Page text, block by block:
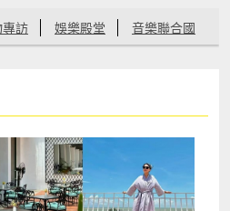
超強勢功能 超過 70 條直
、Nickelodeon 等國
啱睇 TVB 重頭劇搶先睇，亞
劇必睇 獨家搶先睇最新港劇
曼領銜主演，內地熱播破 1.4
赴星辰的我們》｜青春奇幻
法官李漢英》｜法庭對決全
劇 《孤獨的美食家 美食特別
味日常 立即訂閱：
載 Home Media App
專訪 娛樂殿堂 音樂聯合國